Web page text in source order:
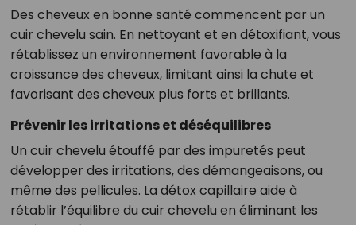
Des cheveux en bonne santé commencent par un
cuir chevelu sain. En nettoyant et en détoxifiant, vous
rétablissez un environnement favorable à la
croissance des cheveux, limitant ainsi la chute et
favorisant des cheveux plus forts et brillants.
Prévenir les irritations et déséquilibres
Un cuir chevelu étouffé par des impuretés peut
développer des irritations, des démangeaisons, ou
même des pellicules. La détox capillaire aide à
rétablir l’équilibre du cuir chevelu en éliminant les